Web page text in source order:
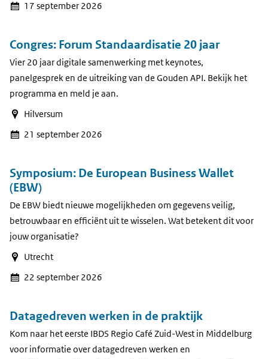
17 september 2026
Congres: Forum Standaardisatie 20 jaar
Vier 20 jaar digitale samenwerking met keynotes,
panelgesprek en de uitreiking van de Gouden API. Bekijk het
programma en meld je aan.
Hilversum
21 september 2026
Symposium: De European Business Wallet
(EBW)
De EBW biedt nieuwe mogelijkheden om gegevens veilig,
betrouwbaar en efficiënt uit te wisselen. Wat betekent dit voor
jouw organisatie?
Utrecht
22 september 2026
Datagedreven werken in de praktijk
Kom naar het eerste IBDS Regio Café Zuid-West in Middelburg
voor informatie over datagedreven werken en